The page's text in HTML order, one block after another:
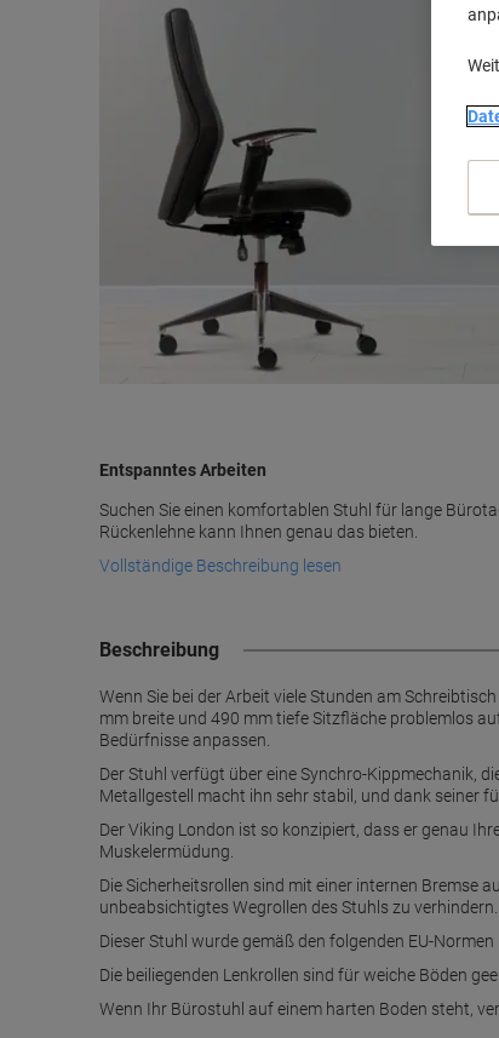
Entspanntes Arbeiten
Suchen Sie einen komfortablen Stuhl für lange
Rückenlehne kann Ihnen genau das bieten.
Vollständige Beschreibung lesen
Beschreibung
Wenn Sie bei der Arbeit viele Stunden am
mm breite und 490 mm tiefe Sitzfläche problemlos
Bedürfnisse anpassen.
Der Stuhl verfügt über eine Synchro-Kippmechanik,
Metallgestell macht ihn sehr stabil, und dank seiner
Der Viking London ist so konzipiert, dass er genau
Muskelermüdung.
Die Sicherheitsrollen sind mit einer internen Bremse
unbeabsichtigtes Wegrollen des Stuhls zu verhindern.
Dieser Stuhl wurde gemäß den folgenden EU-
Die beiliegenden Lenkrollen sind für weiche Böden
Wenn Ihr Bürostuhl auf einem harten Boden steht,